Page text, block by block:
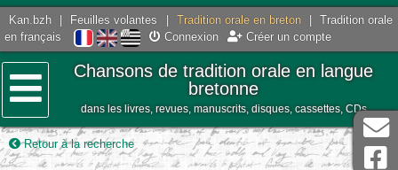
Kan.bzh Feuilles volantes Tradition orale en breton
Tradition orale
en français
Connexion Créer un compte
Menu
Chansons de tradition orale en langue
bretonne
dans les livres, revues, manuscrits, disques, cassettes, CDs
Retour à la recherche